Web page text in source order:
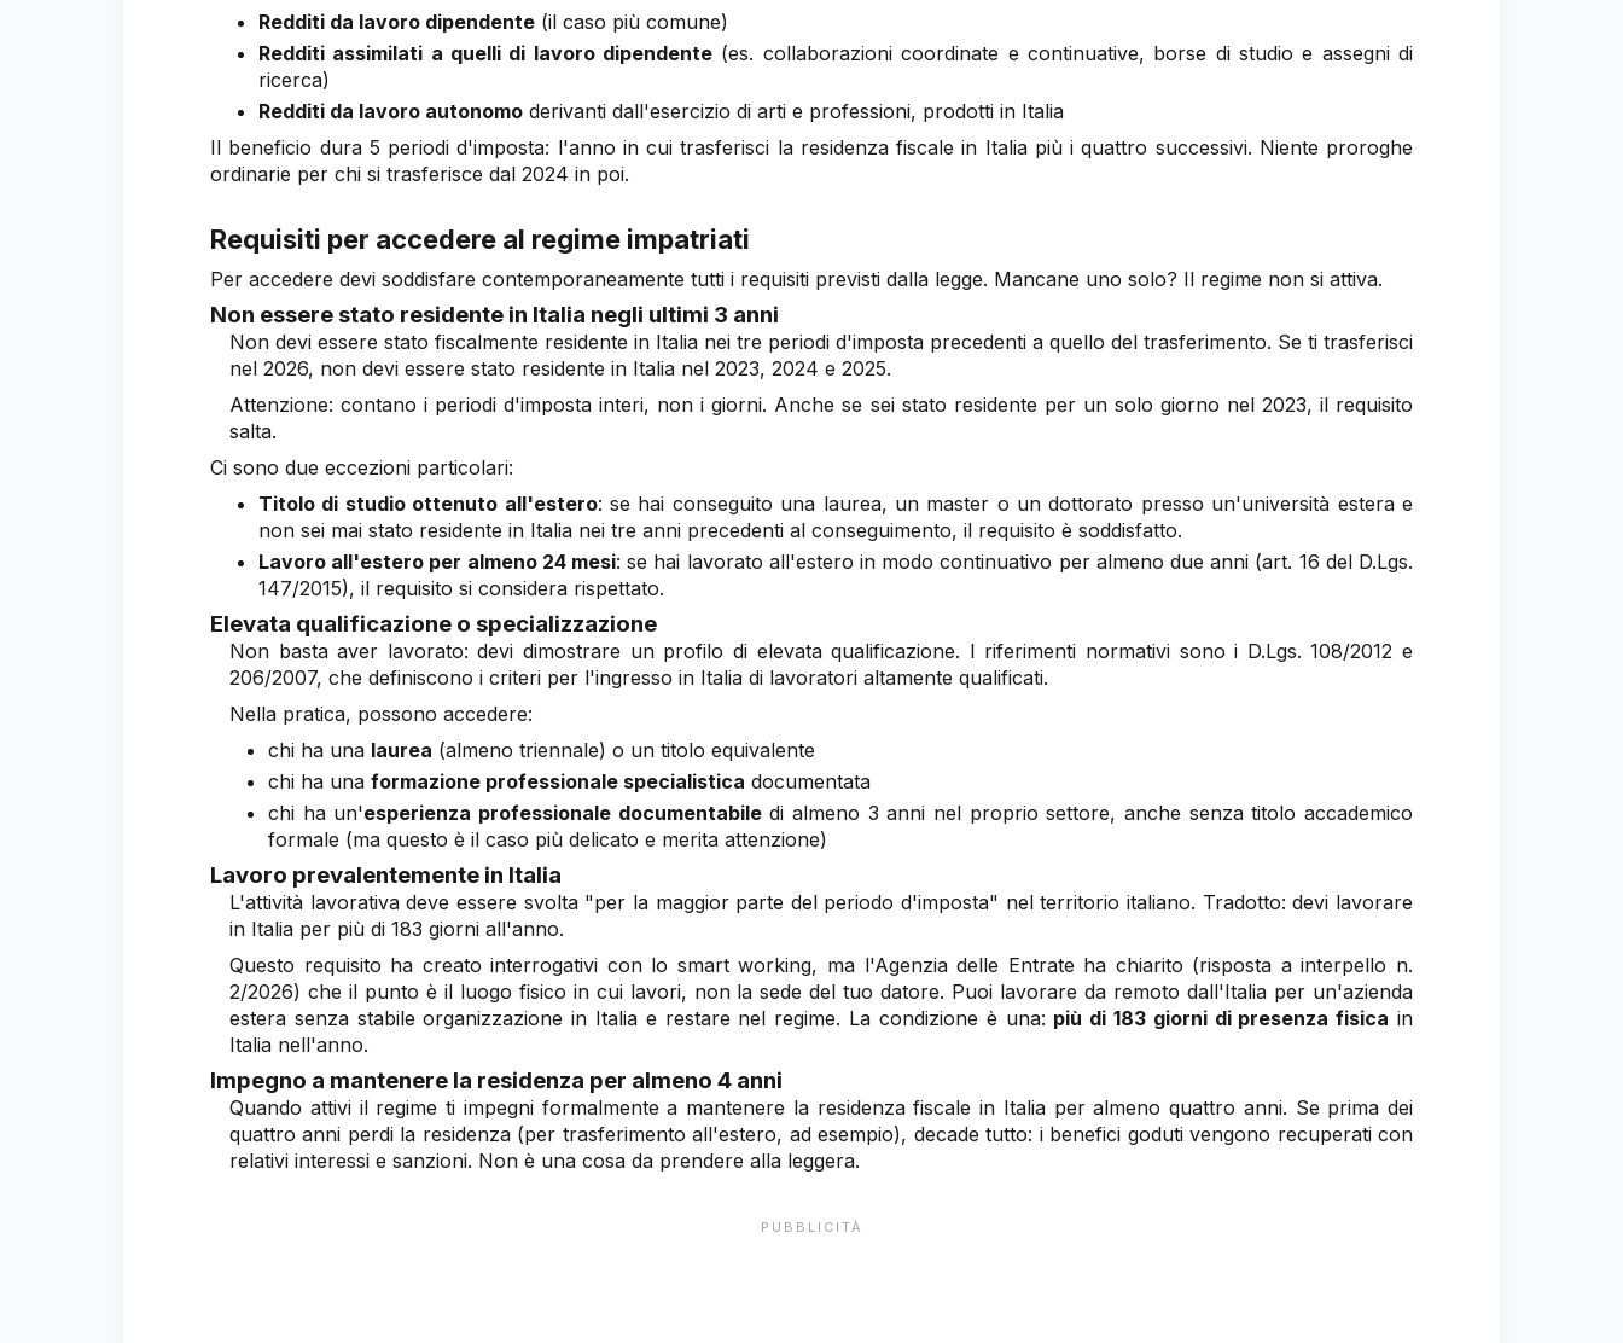
Redditi da lavoro dipendente (il caso più comune)
Redditi assimilati a quelli di lavoro dipendente (es. collaborazioni coordinate e continuative, borse di studio e assegni di
ricerca)
Redditi da lavoro autonomo derivanti dall'esercizio di arti e professioni, prodotti in Italia
Il beneficio dura 5 periodi d'imposta: l'anno in cui trasferisci la residenza fiscale in Italia più i quattro successivi. Niente proroghe
ordinarie per chi si trasferisce dal 2024 in poi.
Requisiti per accedere al regime impatriati
Per accedere devi soddisfare contemporaneamente tutti i requisiti previsti dalla legge. Mancane uno solo? Il regime non si attiva.
Non essere stato residente in Italia negli ultimi 3 anni
Non devi essere stato fiscalmente residente in Italia nei tre periodi d'imposta precedenti a quello del trasferimento. Se ti trasferisci
nel 2026, non devi essere stato residente in Italia nel 2023, 2024 e 2025.
Attenzione: contano i periodi d'imposta interi, non i giorni. Anche se sei stato residente per un solo giorno nel 2023, il requisito
salta.
Ci sono due eccezioni particolari:
Titolo di studio ottenuto all'estero: se hai conseguito una laurea, un master o un dottorato presso un'università estera e
non sei mai stato residente in Italia nei tre anni precedenti al conseguimento, il requisito è soddisfatto.
Lavoro all'estero per almeno 24 mesi: se hai lavorato all'estero in modo continuativo per almeno due anni (art. 16 del D.Lgs.
147/2015), il requisito si considera rispettato.
Elevata qualificazione o specializzazione
Non basta aver lavorato: devi dimostrare un profilo di elevata qualificazione. I riferimenti normativi sono i D.Lgs. 108/2012 e
206/2007, che definiscono i criteri per l'ingresso in Italia di lavoratori altamente qualificati.
Nella pratica, possono accedere:
chi ha una laurea (almeno triennale) o un titolo equivalente
chi ha una formazione professionale specialistica documentata
chi ha un'esperienza professionale documentabiledi almeno 3 anni nel proprio settore, anche senza titolo accademico
formale (ma questo è il caso più delicato e merita attenzione)
Lavoro prevalentemente in Italia
L'attività lavorativa deve essere svolta "per la maggior parte del periodo d'imposta" nel territorio italiano. Tradotto: devi lavorare
in Italia per più di 183 giorni all'anno.
Questo requisito ha creato interrogativi con lo smart working, ma l'Agenzia delle Entrate ha chiarito (risposta a interpello n.
2/2026) che il punto è il luogo fisico in cui lavori, non la sede del tuo datore. Puoi lavorare da remoto dall'Italia per un'azienda
estera senza stabile organizzazione in Italia e restare nel regime. La condizione è una: più di 183 giorni di presenza fisica in
Italia nell'anno.
Impegno a mantenere la residenza per almeno 4 anni
Quando attivi il regime ti impegni formalmente a mantenere la residenza fiscale in Italia per almeno quattro anni. Se prima dei
quattro anni perdi la residenza (per trasferimento all'estero, ad esempio), decade tutto: i benefici goduti vengono recuperati con
relativi interessi e sanzioni. Non è una cosa da prendere alla leggera.